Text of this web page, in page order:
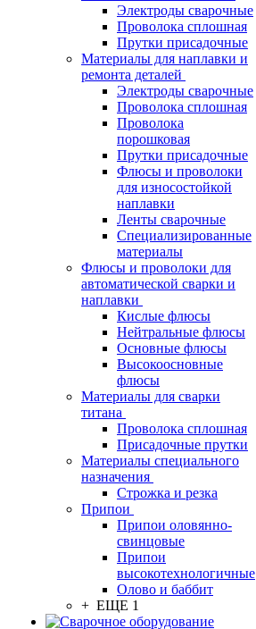
Электроды сварочные
Проволока сплошная
Прутки присадочные
Материалы для наплавки и
ремонта деталей
Электроды сварочные
Проволока сплошная
Проволока
порошковая
Прутки присадочные
Флюсы и проволоки
для износостойкой
наплавки
Ленты сварочные
Специализированные
материалы
Флюсы и проволоки для
автоматической сварки и
наплавки
Кислые флюсы
Нейтральные флюсы
Основные флюсы
Высокоосновные
флюсы
Материалы для сварки
титана
Проволока сплошная
Присадочные прутки
Материалы специального
назначения
Строжка и резка
Припои
Припои оловянно-
свинцовые
Припои
высокотехнологичные
Олово и баббит
+ ЕЩЕ 1